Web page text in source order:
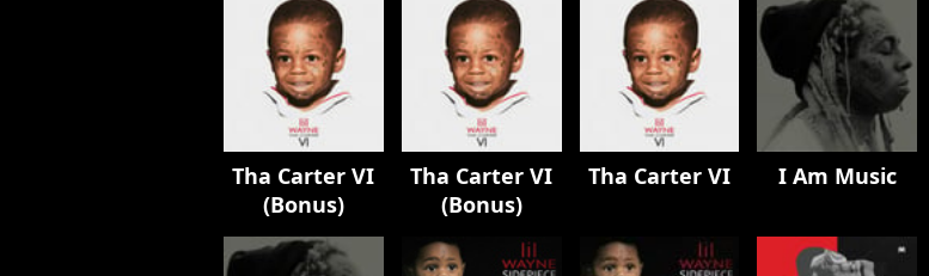
Tha Carter VI
(Bonus)
Tha Carter VI
(Bonus)
Tha Carter VI I Am Music